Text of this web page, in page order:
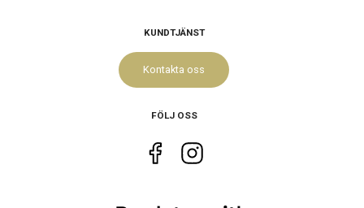
KUNDTJÄNST
Kontakta oss
FÖLJ OSS